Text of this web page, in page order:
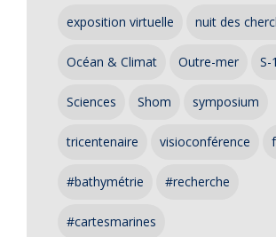
exposition virtuelle nuit des
Océan & Climat Outre-mer S-
Sciences Shom symposium
tricentenaire visioconférence
#bathymétrie #recherche
#cartesmarines